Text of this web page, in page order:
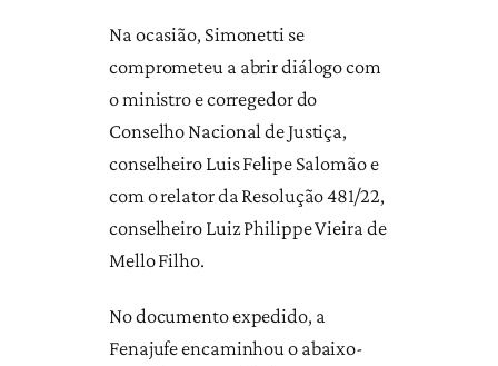
Na ocasião, Simonetti se
comprometeu a abrir diálogo com
o ministro e corregedor do
Conselho Nacional de Justiça,
conselheiro Luis Felipe Salomão e
com o relator da Resolução 481/22,
conselheiro Luiz Philippe Vieira de
Mello Filho.
No documento expedido, a
Fenajufe encaminhou o abaixo-